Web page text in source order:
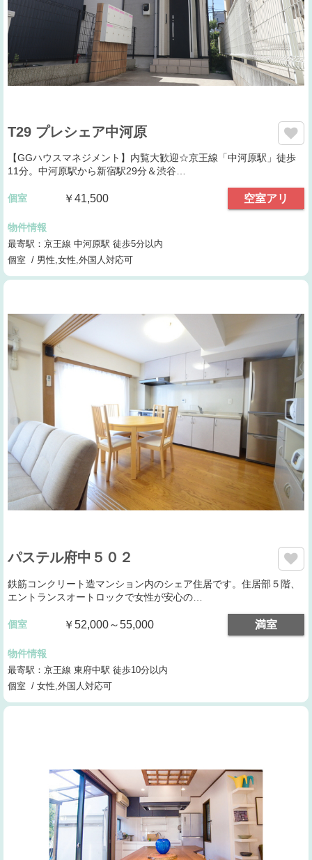
T29 プレシェア中河原
【GGハウスマネジメント】内覧大歓迎☆京王線「中河原駅」徒歩
11分。中河原駅から新宿駅29分＆渋谷…
個室 ￥41,500 空室アリ
物件情報
最寄駅：京王線 中河原駅 徒歩5分以内
個室 / 男性,女性,外国人対応可
パステル府中５０２
鉄筋コンクリート造マンション内のシェア住居です。住居部５階、
エントランスオートロックで女性が安心の…
個室 ￥52,000～55,000 満室
物件情報
最寄駅：京王線 東府中駅 徒歩10分以内
個室 / 女性,外国人対応可